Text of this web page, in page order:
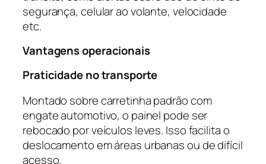
segurança, celular ao volante, velocidade
etc.
Vantagens operacionais
Praticidade no transporte
Montado sobre carretinha padrão com
engate automotivo, o painel pode ser
rebocado por veículos leves. Isso facilita o
deslocamento em áreas urbanas ou de difícil
acesso.